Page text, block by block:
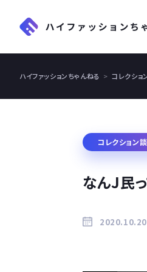
ハイファッションちゃんねる コレクショ
コレクション
なんJ民
2020.10.20